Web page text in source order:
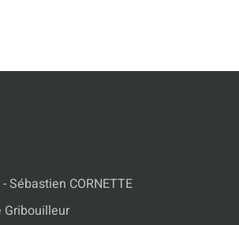
Sébastien CORNETTE
Gribouilleur